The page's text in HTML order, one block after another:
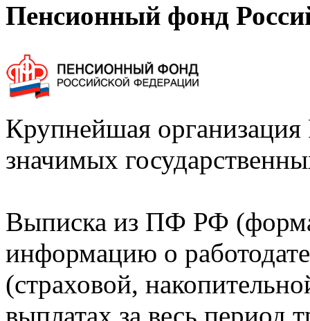
Пенсионный фонд
Крупнейшая
значимых
Выписка из ПФ РФ
информацию о
(страховой,
выплатах за весь период